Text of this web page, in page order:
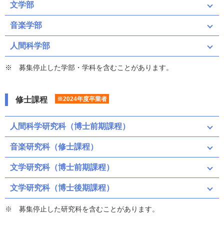
文学部
音楽学部
人間科学部
募集停止した学部・学科を含むことがあります。
修士課程 ※2024年度卒業者
人間科学研究科（博士前期課程）
音楽研究科（修士課程）
文学研究科（博士前期課程）
文学研究科（博士後期課程）
募集停止した研究科を含むことがあります。